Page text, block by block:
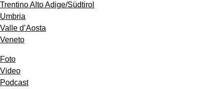
Trentino Alto Adige/Südtirol
Umbria
Valle d’Aosta
Veneto
Foto
Video
Podcast